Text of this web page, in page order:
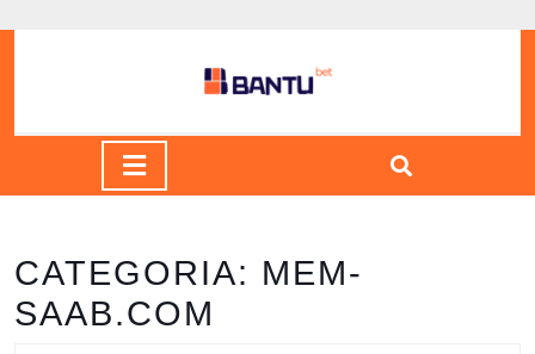
to
CATEGORIA: MEM-
SAAB.COM